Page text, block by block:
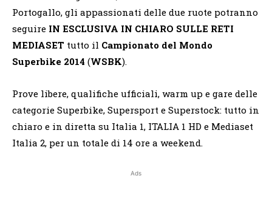
Portogallo, gli appassionati delle due ruote potranno
seguire IN ESCLUSIVA IN CHIARO SULLE RETI
MEDIASET tutto il Campionato del Mondo
Superbike 2014 (WSBK).
Prove libere, qualifiche ufficiali, warm up e gare delle
categorie Superbike, Supersport e Superstock: tutto in
chiaro e in diretta su Italia 1, ITALIA 1 HD e Mediaset
Italia 2, per un totale di 14 ore a weekend.
Ads